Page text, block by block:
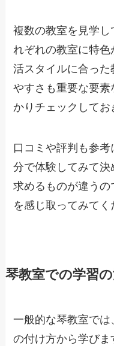
複数の教室を見学
れぞれの教室に特
活スタイルに合っ
やすさも重要な要
かりチェックしてお
口コミや評判も参
分で体験してみて
求めるものが違う
を感じ取ってみてく
琴教室での学習
一般的な琴教室で
の付け方から学び